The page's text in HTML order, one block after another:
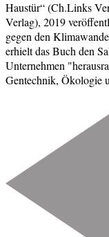
Haustür“ (Ch.Links
Verlag), 2019
gegen den
erhielt das Buch den
Unternehmen
Gentechnik, Ökologie